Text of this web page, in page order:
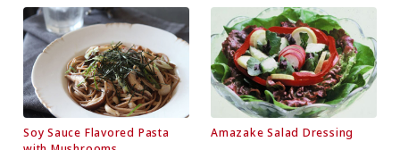
Soy Sauce Flavored Pasta
Amazake Salad Dressing